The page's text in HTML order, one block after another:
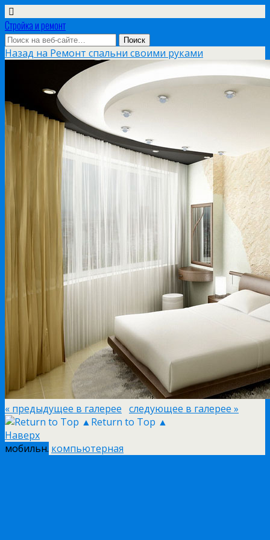
Стройка и ремонт
Назад на Ремонт спальни своими руками
« предыдущее в галерее следующее в галерее »
Return to Top ▲
Наверх
мобильн. компьютерная